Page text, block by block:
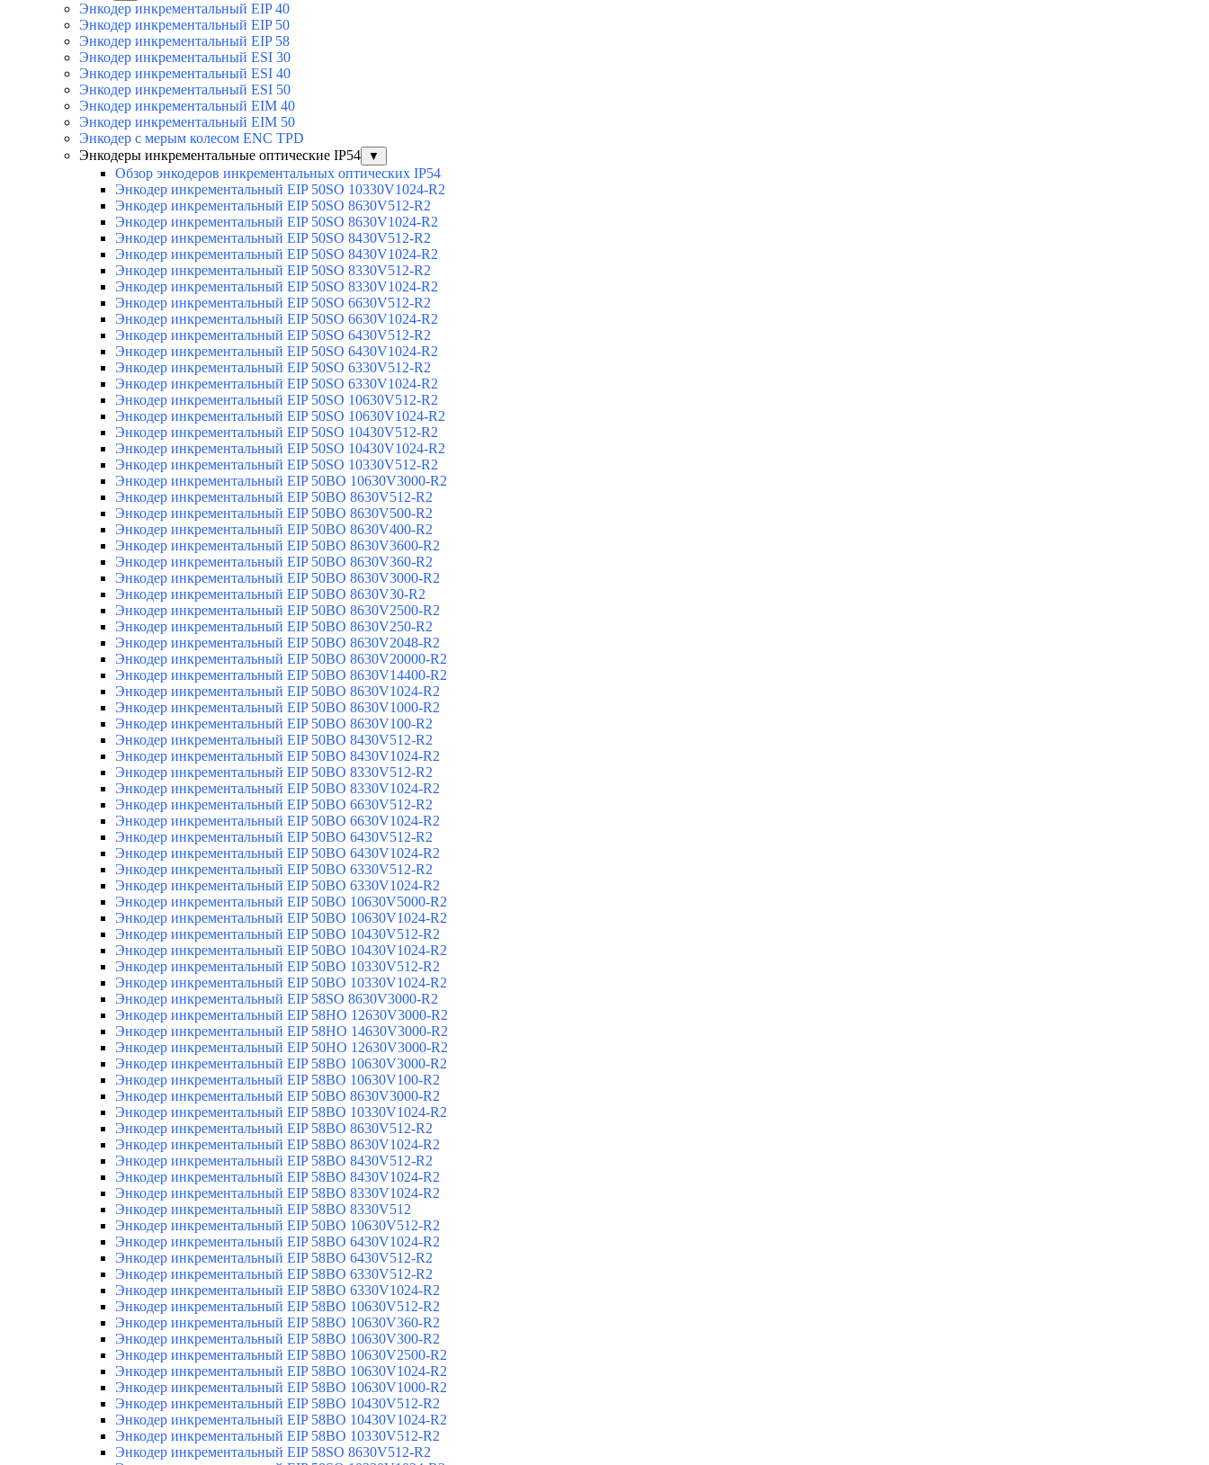
Энкодер инкрементальный EIP 40
Энкодер инкрементальный EIP 50
Энкодер инкрементальный EIP 58
Энкодер инкрементальный ESI 30
Энкодер инкрементальный ESI 40
Энкодер инкрементальный ESI 50
Энкодер инкрементальный EIM 40
Энкодер инкрементальный EIM 50
Энкодер с мерым колесом ENC TPD
Энкодеры инкрементальные оптические IP54
▼
Обзор энкодеров инкрементальных оптических IP54
Энкодер инкрементальный EIP 50SO 10330V1024-R2
Энкодер инкрементальный EIP 50SO 8630V512-R2
Энкодер инкрементальный EIP 50SO 8630V1024-R2
Энкодер инкрементальный EIP 50SO 8430V512-R2
Энкодер инкрементальный EIP 50SO 8430V1024-R2
Энкодер инкрементальный EIP 50SO 8330V512-R2
Энкодер инкрементальный EIP 50SO 8330V1024-R2
Энкодер инкрементальный EIP 50SO 6630V512-R2
Энкодер инкрементальный EIP 50SO 6630V1024-R2
Энкодер инкрементальный EIP 50SO 6430V512-R2
Энкодер инкрементальный EIP 50SO 6430V1024-R2
Энкодер инкрементальный EIP 50SO 6330V512-R2
Энкодер инкрементальный EIP 50SO 6330V1024-R2
Энкодер инкрементальный EIP 50SO 10630V512-R2
Энкодер инкрементальный EIP 50SO 10630V1024-R2
Энкодер инкрементальный EIP 50SO 10430V512-R2
Энкодер инкрементальный EIP 50SO 10430V1024-R2
Энкодер инкрементальный EIP 50SO 10330V512-R2
Энкодер инкрементальный EIP 50BO 10630V3000-R2
Энкодер инкрементальный EIP 50BO 8630V512-R2
Энкодер инкрементальный EIP 50BO 8630V500-R2
Энкодер инкрементальный EIP 50BO 8630V400-R2
Энкодер инкрементальный EIP 50BO 8630V3600-R2
Энкодер инкрементальный EIP 50BO 8630V360-R2
Энкодер инкрементальный EIP 50BO 8630V3000-R2
Энкодер инкрементальный EIP 50BO 8630V30-R2
Энкодер инкрементальный EIP 50BO 8630V2500-R2
Энкодер инкрементальный EIP 50BO 8630V250-R2
Энкодер инкрементальный EIP 50BO 8630V2048-R2
Энкодер инкрементальный EIP 50BO 8630V20000-R2
Энкодер инкрементальный EIP 50BO 8630V14400-R2
Энкодер инкрементальный EIP 50BO 8630V1024-R2
Энкодер инкрементальный EIP 50BO 8630V1000-R2
Энкодер инкрементальный EIP 50BO 8630V100-R2
Энкодер инкрементальный EIP 50BO 8430V512-R2
Энкодер инкрементальный EIP 50BO 8430V1024-R2
Энкодер инкрементальный EIP 50BO 8330V512-R2
Энкодер инкрементальный EIP 50BO 8330V1024-R2
Энкодер инкрементальный EIP 50BO 6630V512-R2
Энкодер инкрементальный EIP 50BO 6630V1024-R2
Энкодер инкрементальный EIP 50BO 6430V512-R2
Энкодер инкрементальный EIP 50BO 6430V1024-R2
Энкодер инкрементальный EIP 50BO 6330V512-R2
Энкодер инкрементальный EIP 50BO 6330V1024-R2
Энкодер инкрементальный EIP 50BO 10630V5000-R2
Энкодер инкрементальный EIP 50BO 10630V1024-R2
Энкодер инкрементальный EIP 50BO 10430V512-R2
Энкодер инкрементальный EIP 50BO 10430V1024-R2
Энкодер инкрементальный EIP 50BO 10330V512-R2
Энкодер инкрементальный EIP 50BO 10330V1024-R2
Энкодер инкрементальный EIP 58SO 8630V3000-R2
Энкодер инкрементальный EIP 58HO 12630V3000-R2
Энкодер инкрементальный EIP 58HO 14630V3000-R2
Энкодер инкрементальный EIP 50HO 12630V3000-R2
Энкодер инкрементальный EIP 58BO 10630V3000-R2
Энкодер инкрементальный EIP 58BO 10630V100-R2
Энкодер инкрементальный EIP 50BO 8630V3000-R2
Энкодер инкрементальный EIP 58BO 10330V1024-R2
Энкодер инкрементальный EIP 58BO 8630V512-R2
Энкодер инкрементальный EIP 58BO 8630V1024-R2
Энкодер инкрементальный EIP 58BO 8430V512-R2
Энкодер инкрементальный EIP 58BO 8430V1024-R2
Энкодер инкрементальный EIP 58BO 8330V1024-R2
Энкодер инкрементальный EIP 58BO 8330V512
Энкодер инкрементальный EIP 50BO 10630V512-R2
Энкодер инкрементальный EIP 58BO 6430V1024-R2
Энкодер инкрементальный EIP 58BO 6430V512-R2
Энкодер инкрементальный EIP 58BO 6330V512-R2
Энкодер инкрементальный EIP 58BO 6330V1024-R2
Энкодер инкрементальный EIP 58BO 10630V512-R2
Энкодер инкрементальный EIP 58BO 10630V360-R2
Энкодер инкрементальный EIP 58BO 10630V300-R2
Энкодер инкрементальный EIP 58BO 10630V2500-R2
Энкодер инкрементальный EIP 58BO 10630V1024-R2
Энкодер инкрементальный EIP 58BO 10630V1000-R2
Энкодер инкрементальный EIP 58BO 10430V512-R2
Энкодер инкрементальный EIP 58BO 10430V1024-R2
Энкодер инкрементальный EIP 58BO 10330V512-R2
Энкодер инкрементальный EIP 58SO 8630V512-R2